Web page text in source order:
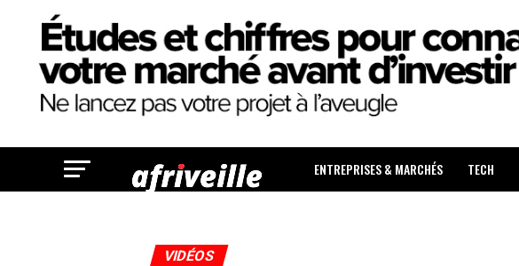
ENTREPRISES & MARCHÉS TECH
VIDÉOS